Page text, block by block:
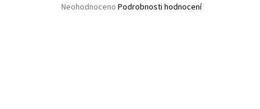
Průměrné
Neohodnoceno Podrobnosti hodnocení